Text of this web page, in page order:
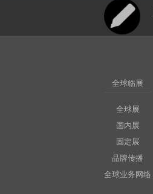
全球临展
全球展
国内展
固定展
品牌传播
全球业务网络